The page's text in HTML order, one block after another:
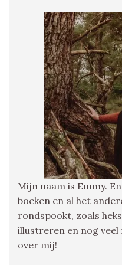
Mijn naam is Emmy.
boeken en al het
rondspookt, zoals
illustreren en nog veel
over mij!